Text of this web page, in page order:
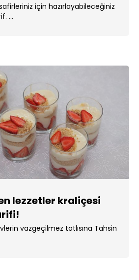
için hazırlayabileceğiniz
...
lezzetler kraliçesi
vazgeçilmez tatlısına Tahsin